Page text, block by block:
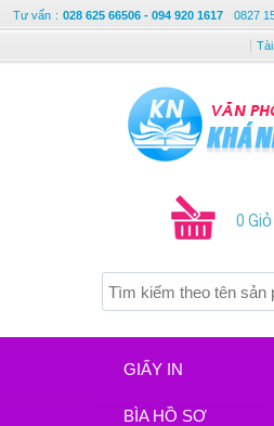
Tư vấn : 028 625 66506 - 094 920 1617 0827
0
GIẤY IN
BÌA HỒ SƠ